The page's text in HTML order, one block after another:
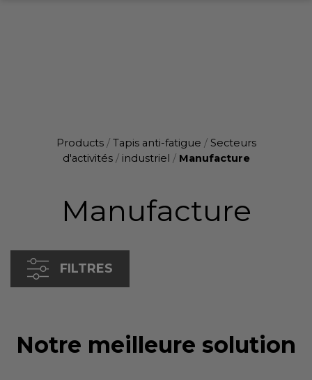
Products/ Tapis anti-fatigue / Secteurs
d'activités/ industriel / Manufacture
Manufacture
FILTRES
Notre meilleure solution